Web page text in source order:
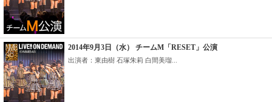
2014年9月3日（水） チームM「RESET」公演
出演者：東由樹 石塚朱莉 白間美瑠...